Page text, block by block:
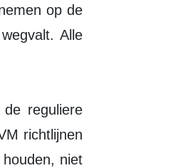
Alle
reguliere
richtlijnen
niet